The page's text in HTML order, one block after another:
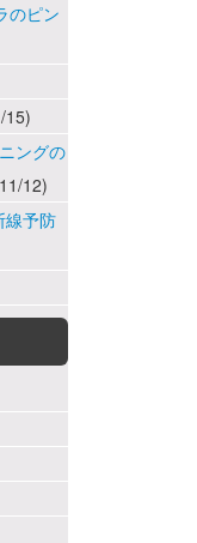
のピン
15)
ングの
12)
線予防